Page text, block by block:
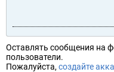
Оставлять сообщения на
пользователи.
Пожалуйста, создайте